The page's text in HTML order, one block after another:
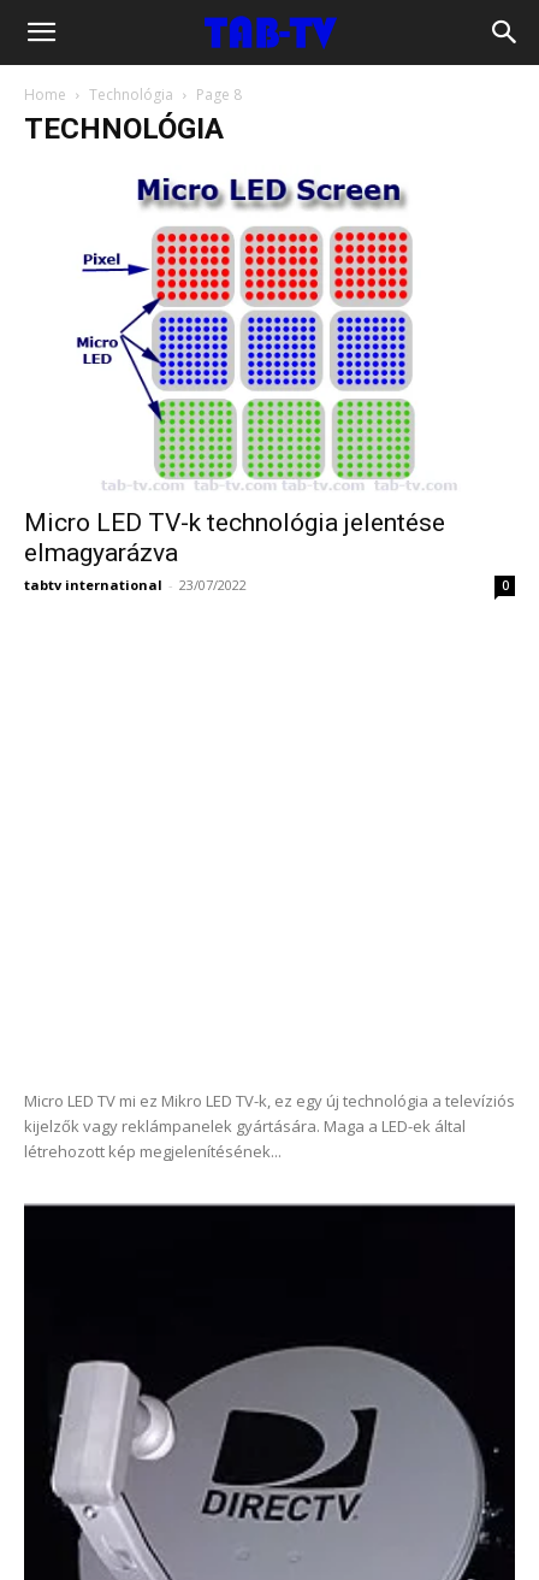
hu.tab-
tv.com
Home Technológia Page 8
TECHNOLÓGIA
Micro LED TV-k technológia jelentése
elmagyarázva
tabtv international - 23/07/2022 0
Micro LED TV mi ez Mikro LED TV-k, ez egy új technológia a televíziós
kijelzők vagy reklámpanelek gyártására. Maga a LED-ek által
létrehozott kép megjelenítésének...